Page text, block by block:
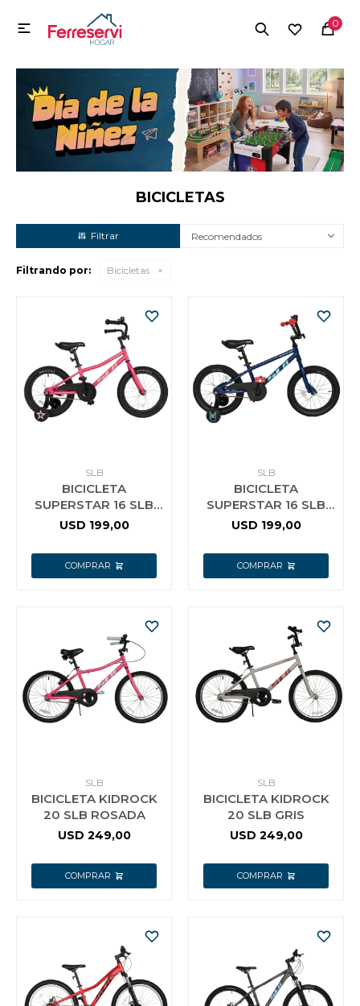
0

BICICLETAS
Recomendados
Filtrando por: Bicicletas
SLB
BICICLETA
SUPERSTAR 16 SLB
ROSADA
USD 199,00
SLB
BICICLETA
SUPERSTAR 16 SLB
AZUL
USD 199,00
SLB
BICICLETA KIDROCK
20 SLB ROSADA
USD 249,00
SLB
BICICLETA KIDROCK
20 SLB GRIS
USD 249,00
MI CUENTA
Menú Herramientas y Construcción Electrodomésticos
Herramientas y Construcción
Electrodomésticos
Tecnología
Camping
Jardín y Aire Libre
Mascotas
Bazar
Gastronomía
Ferretería